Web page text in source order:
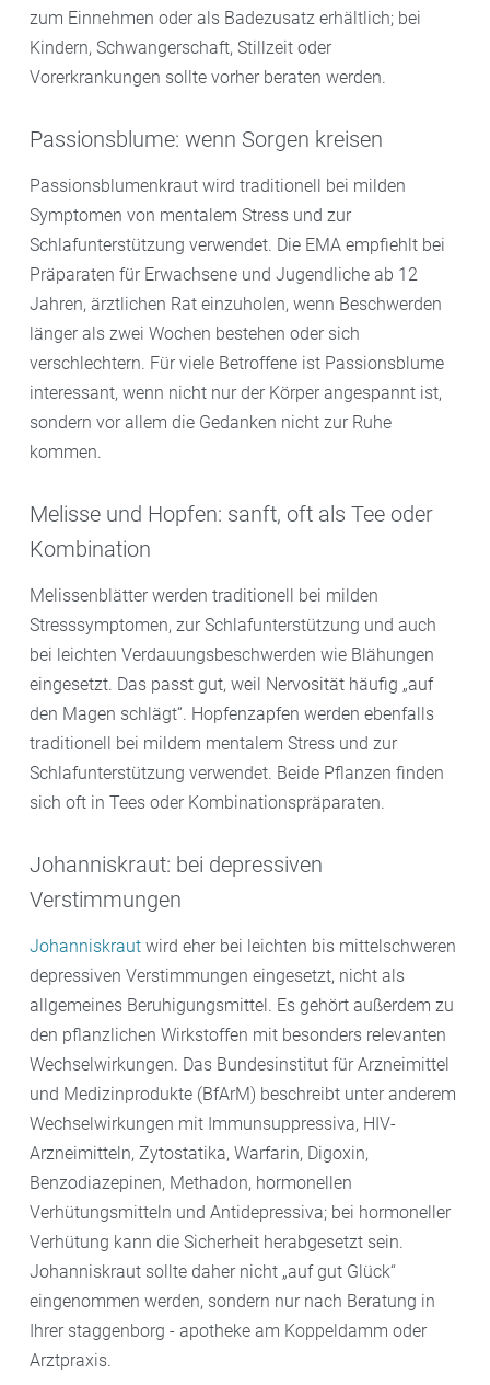
zum Einnehmen oder als Badezusatz erhältlich; bei
Kindern, Schwangerschaft, Stillzeit oder
Vorerkrankungen sollte vorher beraten werden.
Passionsblume: wenn Sorgen kreisen
Passionsblumenkraut wird traditionell bei milden
Symptomen von mentalem Stress und zur
Schlafunterstützung verwendet. Die EMA empfiehlt bei
Präparaten für Erwachsene und Jugendliche ab 12
Jahren, ärztlichen Rat einzuholen, wenn Beschwerden
länger als zwei Wochen bestehen oder sich
verschlechtern. Für viele Betroffene ist Passionsblume
interessant, wenn nicht nur der Körper angespannt ist,
sondern vor allem die Gedanken nicht zur Ruhe
kommen.
Melisse und Hopfen: sanft, oft als Tee oder
Kombination
Melissenblätter werden traditionell bei milden
Stresssymptomen, zur Schlafunterstützung und auch
bei leichten Verdauungsbeschwerden wie Blähungen
eingesetzt. Das passt gut, weil Nervosität häufig „auf
den Magen schlägt“. Hopfenzapfen werden ebenfalls
traditionell bei mildem mentalem Stress und zur
Schlafunterstützung verwendet. Beide Pflanzen finden
sich oft in Tees oder Kombinationspräparaten.
Johanniskraut: bei depressiven
Verstimmungen
Johanniskraut wird eher bei leichten bis mittelschweren
depressiven Verstimmungen eingesetzt, nicht als
allgemeines Beruhigungsmittel. Es gehört außerdem zu
den pflanzlichen Wirkstoffen mit besonders relevanten
Wechselwirkungen. Das Bundesinstitut für Arzneimittel
und Medizinprodukte (BfArM) beschreibt unter anderem
Wechselwirkungen mit Immunsuppressiva, HIV-
Arzneimitteln, Zytostatika, Warfarin, Digoxin,
Benzodiazepinen, Methadon, hormonellen
Verhütungsmitteln und Antidepressiva; bei hormoneller
Verhütung kann die Sicherheit herabgesetzt sein.
Johanniskraut sollte daher nicht „auf gut Glück“
eingenommen werden, sondern nur nach Beratung in
Ihrer staggenborg - apotheke am Koppeldamm oder
Arztpraxis.